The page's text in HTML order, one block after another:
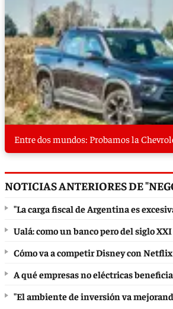
Entre dos mundos: Probamos la
NOTICIAS ANTERIORES DE
"La carga fiscal de Argentina es
Ualá: como un banco pero del siglo XXI
Cómo va a competir Disney con Netflix
A qué empresas no eléctricas
"El ambiente de inversión va